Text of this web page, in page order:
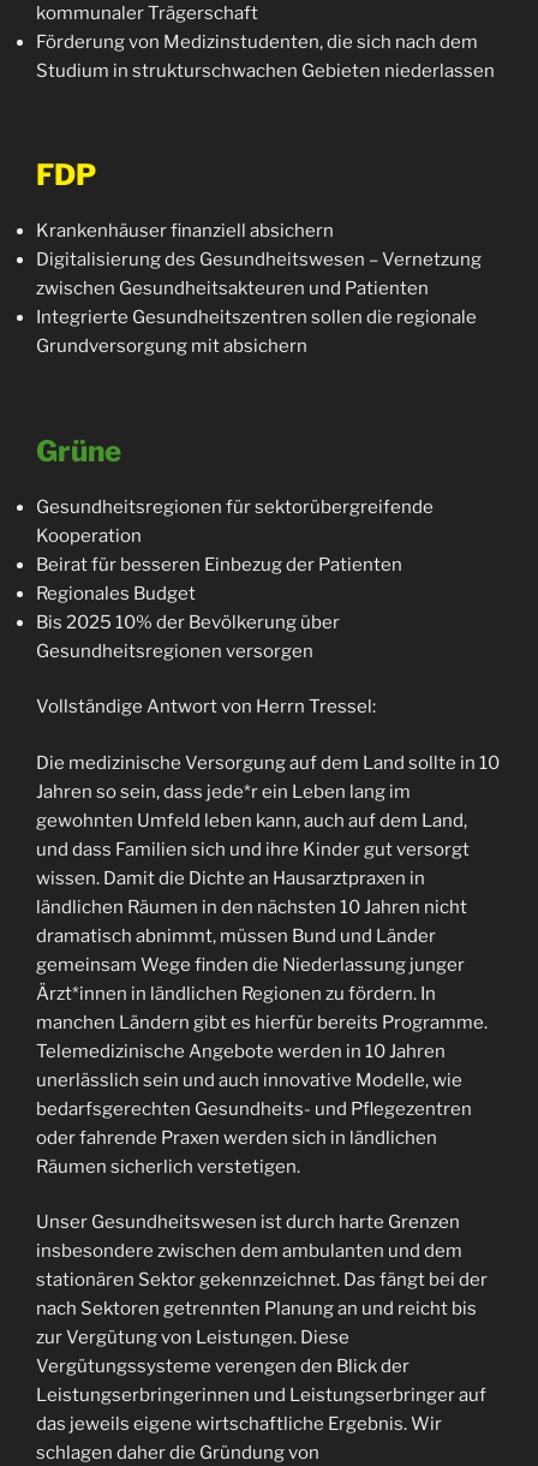
kommunaler Trägerschaft
Förderung von Medizinstudenten, die sich nach dem
Studium in strukturschwachen Gebieten niederlassen
FDP
Krankenhäuser finanziell absichern
Digitalisierung des Gesundheitswesen – Vernetzung
zwischen Gesundheitsakteuren und Patienten
Integrierte Gesundheitszentren sollen die regionale
Grundversorgung mit absichern
Grüne
Gesundheitsregionen für sektorübergreifende
Kooperation
Beirat für besseren Einbezug der Patienten
Regionales Budget
Bis 2025 10% der Bevölkerung über
Gesundheitsregionen versorgen
Vollständige Antwort von Herrn Tressel:
Die medizinische Versorgung auf dem Land sollte in 10
Jahren so sein, dass jede*r ein Leben lang im
gewohnten Umfeld leben kann, auch auf dem Land,
und dass Familien sich und ihre Kinder gut versorgt
wissen. Damit die Dichte an Hausarztpraxen in
ländlichen Räumen in den nächsten 10 Jahren nicht
dramatisch abnimmt, müssen Bund und Länder
gemeinsam Wege finden die Niederlassung junger
Ärzt*innen in ländlichen Regionen zu fördern. In
manchen Ländern gibt es hierfür bereits Programme.
Telemedizinische Angebote werden in 10 Jahren
unerlässlich sein und auch innovative Modelle, wie
bedarfsgerechten Gesundheits- und Pflegezentren
oder fahrende Praxen werden sich in ländlichen
Räumen sicherlich verstetigen.
Unser Gesundheitswesen ist durch harte Grenzen
insbesondere zwischen dem ambulanten und dem
stationären Sektor gekennzeichnet. Das fängt bei der
nach Sektoren getrennten Planung an und reicht bis
zur Vergütung von Leistungen. Diese
Vergütungssysteme verengen den Blick der
Leistungserbringerinnen und Leistungserbringer auf
das jeweils eigene wirtschaftliche Ergebnis. Wir
schlagen daher die Gründung von